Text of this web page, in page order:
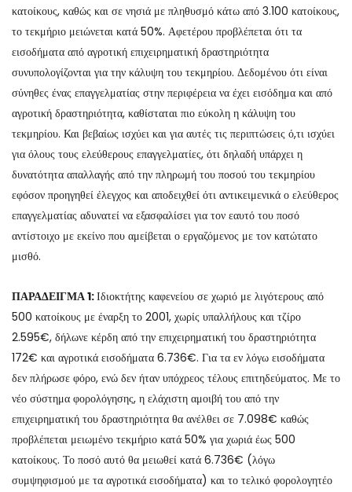
κατοίκους, καθώς και σε νησιά με πληθυσμό κάτω από 3.100 κατοίκους,
το τεκμήριο μειώνεται κατά 50%. Αφετέρου προβλέπεται ότι τα
εισοδήματα από αγροτική επιχειρηματική δραστηριότητα
συνυπολογίζονται για την κάλυψη του τεκμηρίου. Δεδομένου ότι είναι
σύνηθες ένας επαγγελματίας στην περιφέρεια να έχει εισόδημα και από
αγροτική δραστηριότητα, καθίσταται πιο εύκολη η κάλυψη του
τεκμηρίου. Και βεβαίως ισχύει και για αυτές τις περιπτώσεις ό,τι ισχύει
για όλους τους ελεύθερους επαγγελματίες, ότι δηλαδή υπάρχει η
δυνατότητα απαλλαγής από την πληρωμή του ποσού του τεκμηρίου
εφόσον προηγηθεί έλεγχος και αποδειχθεί ότι αντικειμενικά ο ελεύθερος
επαγγελματίας αδυνατεί να εξασφαλίσει για τον εαυτό του ποσό
αντίστοιχο με εκείνο που αμείβεται ο εργαζόμενος με τον κατώτατο
μισθό.
ΠΑΡΑΔΕΙΓΜΑ 1:Ιδιοκτήτης καφενείου σε χωριό με λιγότερους από
500 κατοίκους με έναρξη το 2001, χωρίς υπαλλήλους και τζίρο
2.595€, δήλωνε κέρδη από την επιχειρηματική του δραστηριότητα
172€ και αγροτικά εισοδήματα 6.736€. Για τα εν λόγω εισοδήματα
δεν πλήρωσε φόρο, ενώ δεν ήταν υπόχρεος τέλους επιτηδεύματος. Με το
νέο σύστημα φορολόγησης, η ελάχιστη αμοιβή του από την
επιχειρηματική του δραστηριότητα θα ανέλθει σε 7.098€ καθώς
προβλέπεται μειωμένο τεκμήριο κατά 50% για χωριά έως 500
κατοίκους. Το ποσό αυτό θα μειωθεί κατά 6.736€ (λόγω
συμψηφισμού με τα αγροτικά εισοδήματα) και το τελικό φορολογητέο